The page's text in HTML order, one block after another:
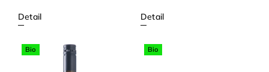
Detail Detail
Bio Bio